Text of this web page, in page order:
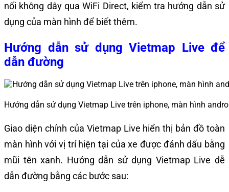
nối không dây qua WiFi Direct, kiểm tra hướng dẫn sử
dụng của màn hình để biết thêm.
Hướng dẫn sử dụng Vietmap Live để
dẫn đường
Hướng dẫn sử dụng Vietmap Live trên iphone, màn hình
Giao diện chính của Vietmap Live hiển thị bản đồ toàn
màn hình với vị trí hiện tại của xe được đánh dấu bằng
mũi tên xanh. Hướng dẫn sử dụng Vietmap Live dễ
dẫn đường bằng các bước sau: